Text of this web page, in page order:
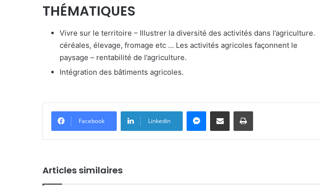
THÉMATIQUES
Vivre sur le territoire – Illustrer la diversité des activités dans l’agriculture.
céréales, élevage, fromage etc … Les activités agricoles façonnent le
paysage – rentabilité de l’agriculture.
Intégration des bâtiments agricoles.
Facebook Linkedin
Articles similaires